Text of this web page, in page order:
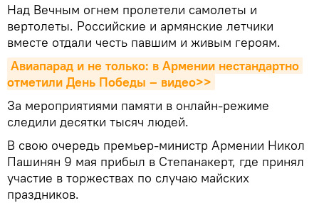
Над Вечным огнем пролетели самолеты и
вертолеты. Российские и армянские летчики
вместе отдали честь павшим и живым героям.
Авиапарад и не только: в Армении нестандартно
отметили День Победы – видео>>
За мероприятиями памяти в онлайн-режиме
следили десятки тысяч людей.
В свою очередь премьер-министр Армении Никол
Пашинян 9 мая прибыл в Степанакерт, где принял
участие в торжествах по случаю майских
праздников.